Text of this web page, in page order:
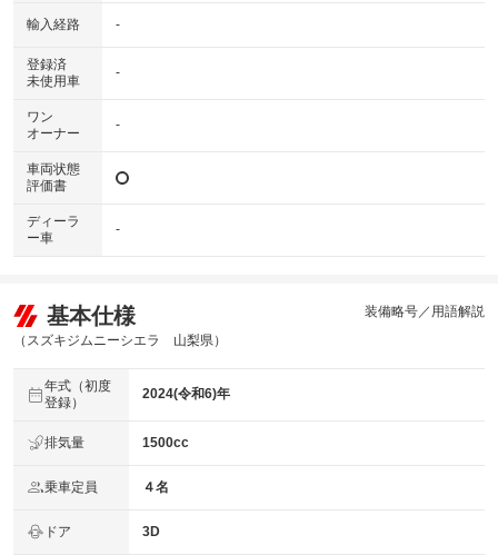
輸入経路 -
登録済
未使用車
-
ワン
オーナー
-
車両状態
評価書
ディーラ
ー車
-
基本仕様
（スズキジムニーシエラ 山梨県）
装備略号／用語解説
年式（初度
登録）
2024(令和6)年
排気量 1500cc
乗車定員 ４名
ドア 3D